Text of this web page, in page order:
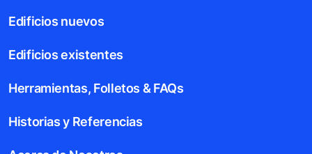
Edificios nuevos
Edificios existentes
Herramientas, Folletos & FAQs
Historias y Referencias